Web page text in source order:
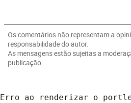
Os comentários não representam a
responsabilidade do autor.
As mensagens estão sujeitas a
publicação
Erro ao renderizar o